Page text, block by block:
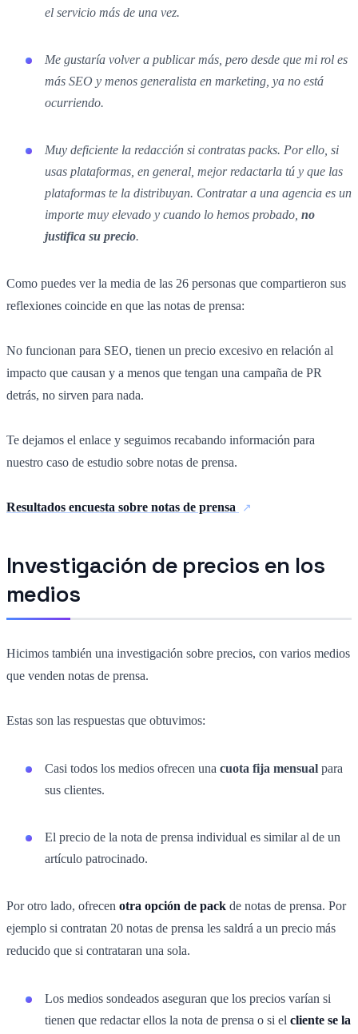
el servicio más de una vez.
Me gustaría volver a publicar más, pero desde que mi rol es
más SEO y menos generalista en marketing, ya no está
ocurriendo.
Muy deficiente la redacción si contratas packs. Por ello, si
usas plataformas, en general, mejor redactarla tú y que las
plataformas te la distribuyan. Contratar a una agencia es un
importe muy elevado y cuando lo hemos probado, no
justifica su precio.
Como puedes ver la media de las 26 personas que compartieron sus
reflexiones coincide en que las notas de prensa:
No funcionan para SEO, tienen un precio excesivo en relación al
impacto que causan y a menos que tengan una campaña de PR
detrás, no sirven para nada.
Te dejamos el enlace y seguimos recabando información para
nuestro caso de estudio sobre notas de prensa.
Resultados encuesta sobre notas de prensa
Investigación de precios en los
medios
Hicimos también una investigación sobre precios, con varios medios
que venden notas de prensa.
Estas son las respuestas que obtuvimos:
Casi todos los medios ofrecen una cuota fija mensual para
sus clientes.
El precio de la nota de prensa individual es similar al de un
artículo patrocinado.
Por otro lado, ofrecen otra opción de pack de notas de prensa. Por
ejemplo si contratan 20 notas de prensa les saldrá a un precio más
reducido que si contrataran una sola.
Los medios sondeados aseguran que los precios varían si
tienen que redactar ellos la nota de prensa o si el cliente se la